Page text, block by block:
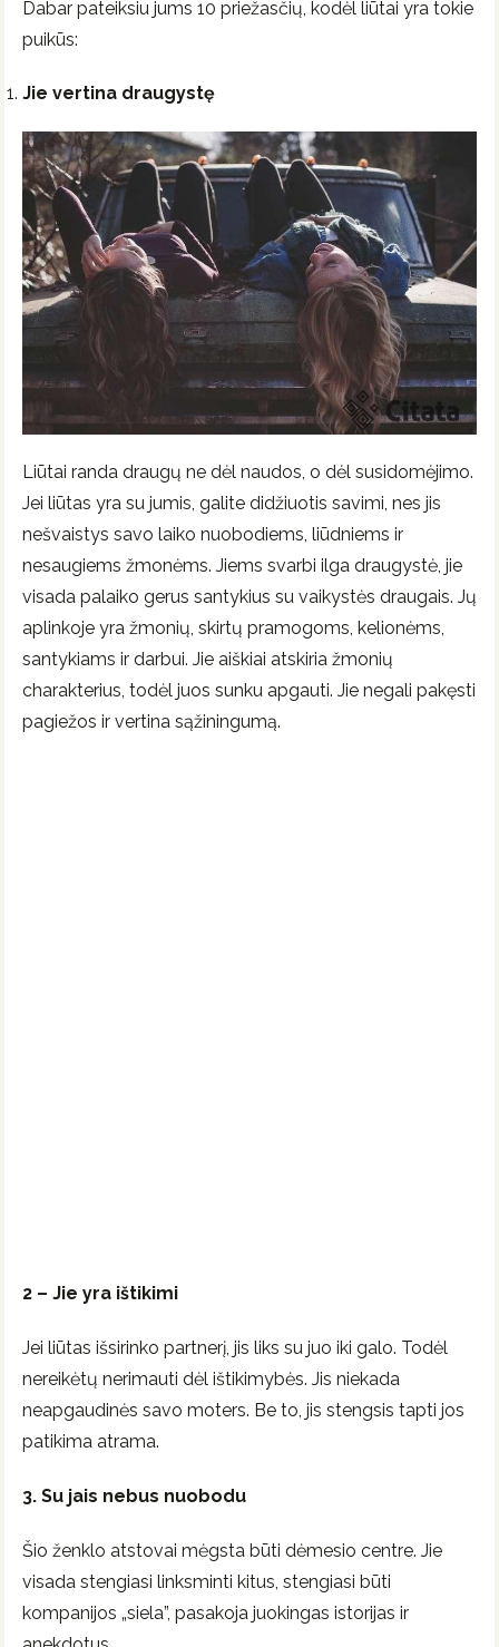
Dabar pateiksiu jums 10 priežasčių, kodėl liūtai yra tokie
puikūs:
Jie vertina draugystę
Liūtai randa draugų ne dėl naudos, o dėl susidomėjimo.
Jei liūtas yra su jumis, galite didžiuotis savimi, nes jis
nešvaistys savo laiko nuobodiems, liūdniems ir
nesaugiems žmonėms. Jiems svarbi ilga draugystė, jie
visada palaiko gerus santykius su vaikystės draugais. Jų
aplinkoje yra žmonių, skirtų pramogoms, kelionėms,
santykiams ir darbui. Jie aiškiai atskiria žmonių
charakterius, todėl juos sunku apgauti. Jie negali pakęsti
pagiežos ir vertina sąžiningumą.
2 – Jie yra ištikimi
Jei liūtas išsirinko partnerį, jis liks su juo iki galo. Todėl
nereikėtų nerimauti dėl ištikimybės. Jis niekada
neapgaudinės savo moters. Be to, jis stengsis tapti jos
patikima atrama.
3. Su jais nebus nuobodu
Šio ženklo atstovai mėgsta būti dėmesio centre. Jie
visada stengiasi linksminti kitus, stengiasi būti
kompanijos „siela”, pasakoja juokingas istorijas ir